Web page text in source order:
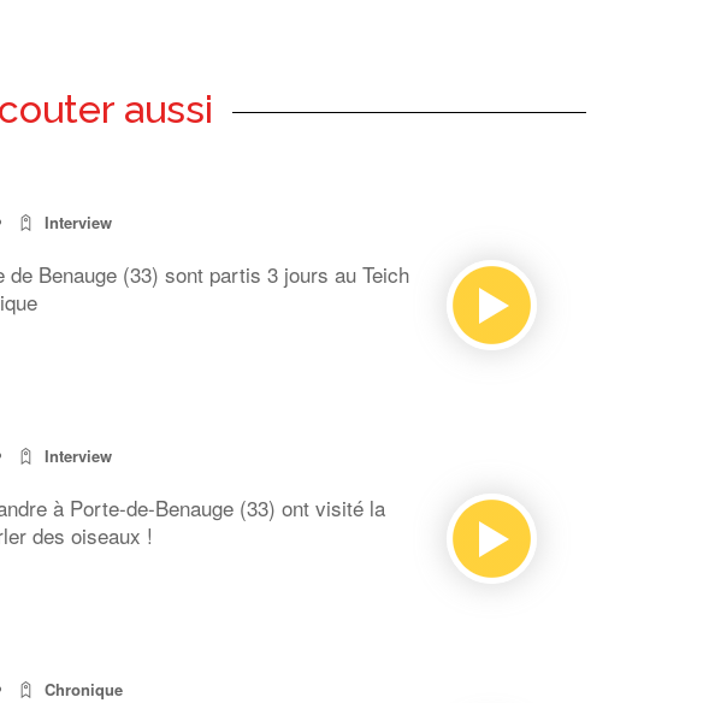
aussi
Interview
de Benauge (33) sont partis 3 jours au Teich
Interview
à Porte-de-Benauge (33) ont visité la
des oiseaux !
Chronique